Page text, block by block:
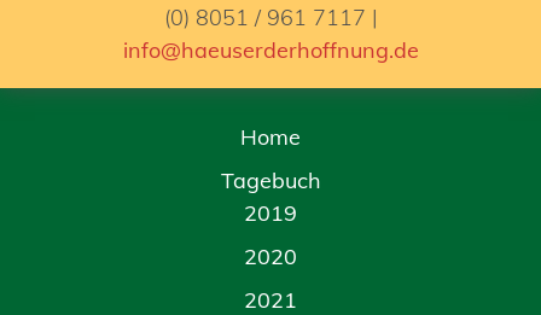
(0) 8051 / 961 7117 |
info@haeuserderhoffnung.de
Home
Tagebuch
2019
2020
2021